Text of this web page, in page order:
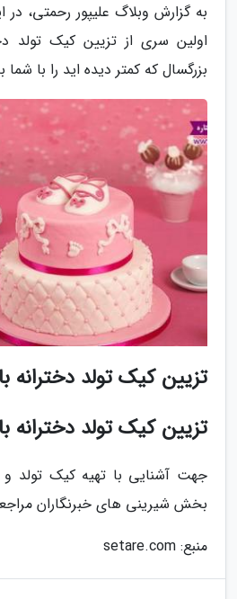
به گزارش وبلاگ علیپور رحمتی،
اولین سری از تزیین کیک تولد
بزرگسال که کمتر دیده اید را با شما
تزیین کیک تولد دخترانه
تزیین کیک تولد دخترانه
جهت آشنایی با تهیه کیک تولد
بخش شیرینی های خبرنگاران
منبع: setare.com